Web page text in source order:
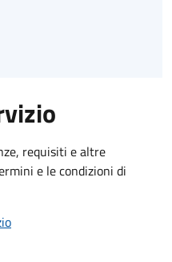
requisiti e altre
e le condizioni di